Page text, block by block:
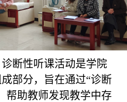
断性听课活动是学院
部分，旨在通过“诊断
助教师发现教学中存